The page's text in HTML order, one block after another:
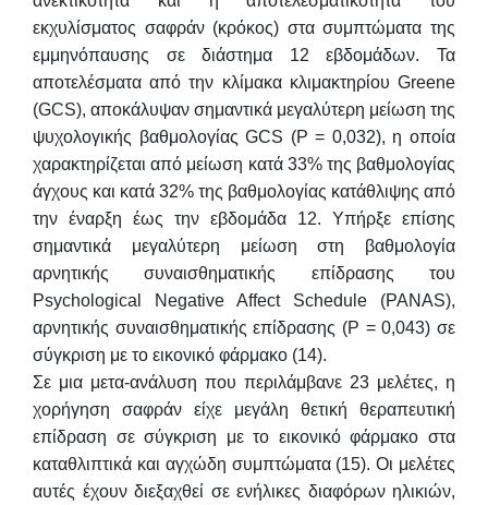
εκχυλίσματος σαφράν (κρόκος) στα συμπτώματα της
εμμηνόπαυσης σε διάστημα 12 εβδομάδων. Τα
αποτελέσματα από την κλίμακα κλιμακτηρίου Greene
(GCS), αποκάλυψαν σημαντικά μεγαλύτερη μείωση της
ψυχολογικής βαθμολογίας GCS (P = 0,032), η οποία
χαρακτηρίζεται από μείωση κατά 33% της βαθμολογίας
άγχους και κατά 32% της βαθμολογίας κατάθλιψης από
την έναρξη έως την εβδομάδα 12. Υπήρξε επίσης
σημαντικά μεγαλύτερη μείωση στη βαθμολογία
αρνητικής συναισθηματικής επίδρασης του
Psychological Negative Affect Schedule (PANAS),
αρνητικής συναισθηματικής επίδρασης (P = 0,043) σε
σύγκριση με το εικονικό φάρμακο (14).
Σε μια μετα-ανάλυση που περιλάμβανε 23 μελέτες, η
χορήγηση σαφράν είχε μεγάλη θετική θεραπευτική
επίδραση σε σύγκριση με το εικονικό φάρμακο στα
καταθλιπτικά και αγχώδη συμπτώματα (15). Οι μελέτες
αυτές έχουν διεξαχθεί σε ενήλικες διαφόρων ηλικιών,